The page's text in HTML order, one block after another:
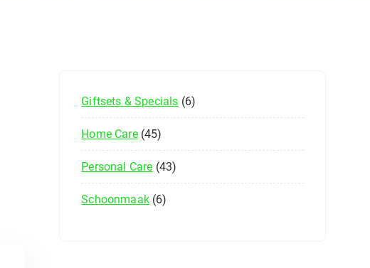
Giftsets & Specials 6
Home Care 45
Personal Care 43
Schoonmaak 6